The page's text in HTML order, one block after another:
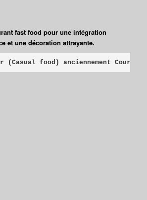
fast food pour une intégration
et une décoration attrayante.
(Casual food) anciennement Courte